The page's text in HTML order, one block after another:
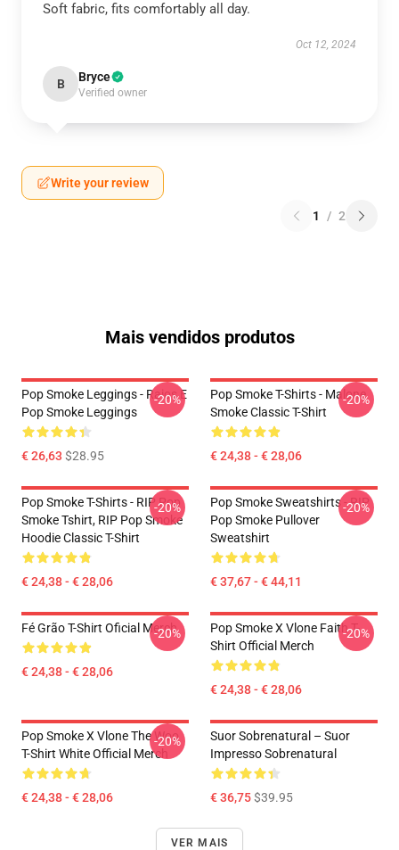
Soft fabric, fits comfortably all day.
Oct 12, 2024
B Bryce
Verified owner
Write your review
1 / 2
Mais vendidos produtos
Pop Smoke Leggings - Raios E
Pop Smoke Leggings
€ 26,63 $28.95
-20%
Pop Smoke T-Shirts - Malone
Smoke Classic T-Shirt
€ 24,38 - € 28,06
-20%
Pop Smoke T-Shirts - RIP Pop
Smoke Tshirt, RIP Pop Smoke
Hoodie Classic T-Shirt
€ 24,38 - € 28,06
-20%
Pop Smoke Sweatshirts - RIP
Pop Smoke Pullover
Sweatshirt
€ 37,67 - € 44,11
-20%
Fé Grão T-Shirt Oficial Merch
€ 24,38 - € 28,06
-20%
Pop Smoke X Vlone Faith T-
Shirt Official Merch
€ 24,38 - € 28,06
-20%
Pop Smoke X Vlone The Woo
T-Shirt White Official Merch
€ 24,38 - € 28,06
-20%
Suor Sobrenatural – Suor
Impresso Sobrenatural
€ 36,75$39.95
VER MAIS